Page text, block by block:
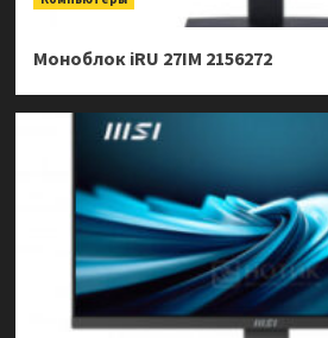
Моноблок iRU 27IM 2156272